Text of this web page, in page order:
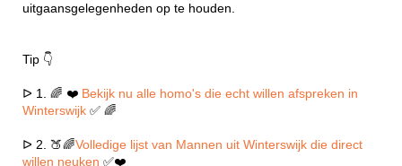
uitgaansgelegenheden op te houden.
Tip 👇
ᐅ 1. 🌈 ❤️ Bekijk nu alle homo's die echt willen afspreken in
Winterswijk ✅ 🌈
ᐅ 2. 🍑🌈Volledige lijst van Mannen uit Winterswijk die direct
willen neuken ✅❤️